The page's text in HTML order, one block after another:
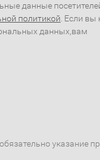
данные
политикой . Если вы
данных,вам
указание